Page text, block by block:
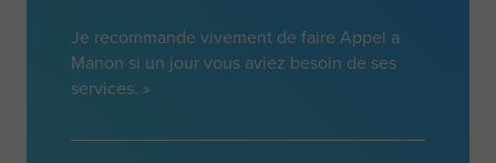
Je recommande vivement de faire Appel a
Manon si un jour vous aviez besoin de ses
services. »